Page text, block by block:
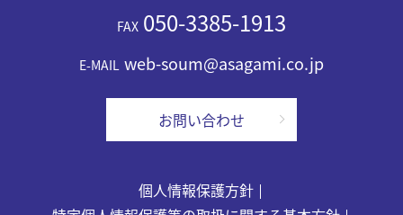
FAX 050-3385-1913
E-MAIL web-soum@asagami.co.jp
お問い合わせ
個人情報保護方針